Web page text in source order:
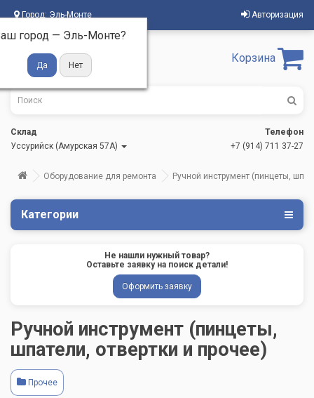
Город: Эль-Монте
город — Эль-Монте?
Авторизация
Корзина
Склад
Уссурийск (Амурская 57А)
Телефон
+7 (914) 711 37-27
Оборудование для ремонта Ручной инструмент (пинцеты,
Категории
Не нашли нужный товар?
Оставьте заявку на поиск детали!
Оформить заявку
Ручной инструмент (пинцеты,
шпатели, отвертки и прочее)
Прочее